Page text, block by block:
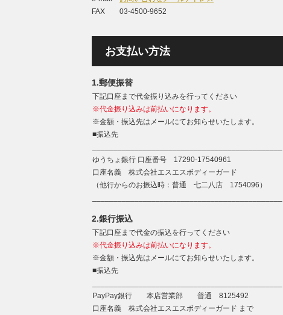
FAX 03-4500-9652
お支払い方法
1.郵便振替
下記口座まで代金振り込みを行ってください
※代金振り込みは前払いになります。
※金額・振込先はメールにてお知らせいたします。
■振込先
ゆうちょ銀行 口座番号 17290-17540961
口座名義 株式会社エスエスボディーガード
（他行からのお振込時：普通 七二八店 1754096）
2.銀行振込
下記口座まで代金の振込を行ってください
※代金振り込みは前払いになります。
※金額・振込先はメールにてお知らせいたします。
■振込先
PayPay銀行 本店営業部 普通 8125492
口座名義 株式会社エスエスボディーガード まで